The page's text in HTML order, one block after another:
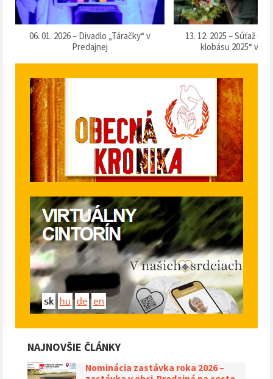
06. 01. 2026 – Divadlo „Táračky“ v
Predajnej
13. 12. 2025 – Súťaž o
klobásu 2025“ v
NAJNOVŠIE ČLÁNKY
Nominácia zastávka roka 2026 –